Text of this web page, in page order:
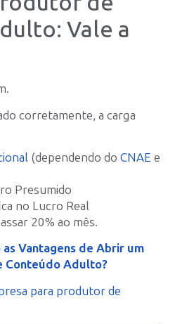
Vale a
corretamente, a carga
(dependendo do CNAE e
Presumido
no Lucro Real
20% ao mês.
as Vantagens de Abrir um
Conteúdo Adulto?
para produtor de